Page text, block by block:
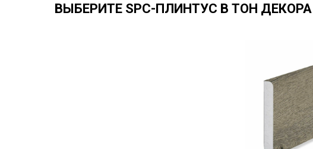
ВЫБЕРИТЕ SPC-ПЛИНТУС В ТОН ДЕКОРА